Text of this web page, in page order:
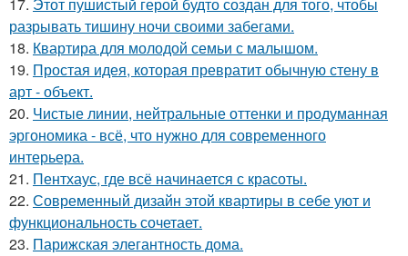
разрывать тишину ночи своими забегами.
18. Квартира для молодой семьи с малышом.
19. Простая идея, которая превратит обычную стену в
арт - объект.
20. Чистые линии, нейтральные оттенки и продуманная
эргономика - всё, что нужно для современного
интерьера.
21. Пентхаус, где всё начинается с красоты.
22. Современный дизайн этой квартиры в себе уют и
функциональность сочетает.
23. Парижская элегантность дома.